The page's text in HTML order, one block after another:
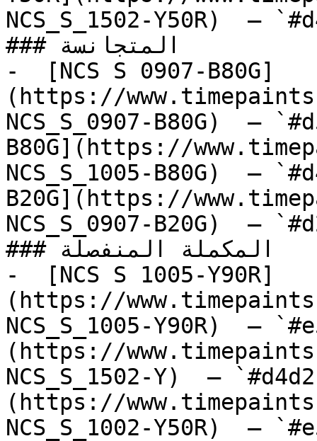
NCS_S_1502-Y50R)  —
### المتجانسة
-  [NCS S 0907-B80G]
(https://
NCS_S_0907-B80G)  —
B80G](https://
NCS_S_1005-B80G)  —
B20G](https://
NCS_S_0907-B20G)  —
### المكملة المنفصلة
-  [NCS S 1005-Y90R]
(https://
NCS_S_1005-Y90R)  —
(https://
NCS_S_1502-Y)  —
(https://
NCS_S_1002-Y50R)  —